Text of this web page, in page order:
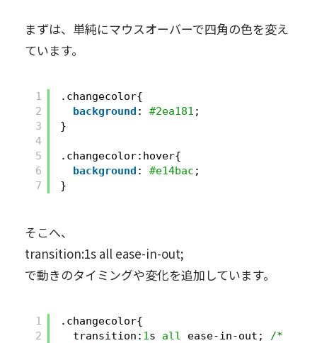
まずは、単純にマウスオーバーで四角の色を変え
ています。
1
2
3
4
5
6
7
.changecolor{
background : #2ea181 ;
}
.changecolor:hover{
background : #e14bac ;
}
そこへ、
transition:1s all ease-in-out;
で動きのタイミングや変化を追加しています。
1
2
.changecolor{
transition: 1s all ease-in-out; /* トラ